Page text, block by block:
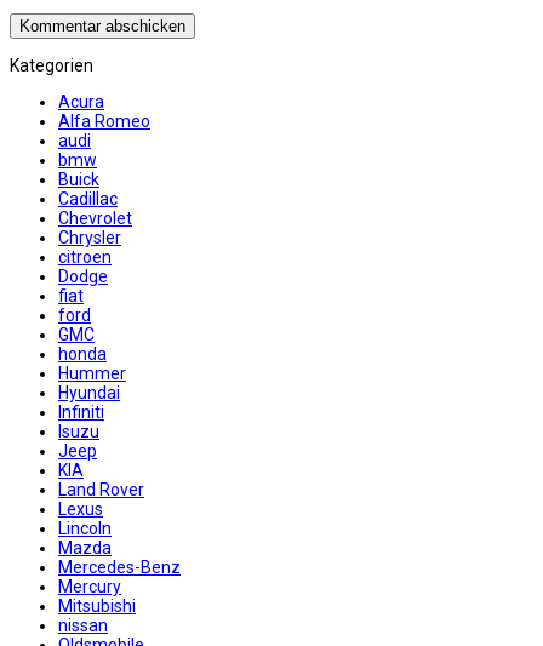
Kategorien
Acura
Alfa Romeo
audi
bmw
Buick
Cadillac
Chevrolet
Chrysler
citroen
Dodge
fiat
ford
GMC
honda
Hummer
Hyundai
Infiniti
Isuzu
Jeep
KIA
Land Rover
Lexus
Lincoln
Mazda
Mercedes-Benz
Mercury
Mitsubishi
nissan